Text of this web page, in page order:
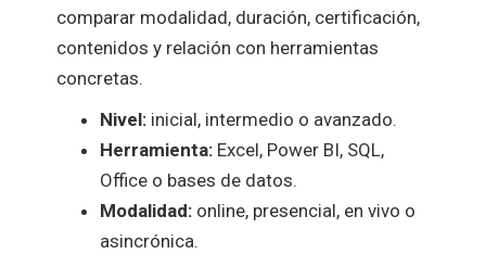
comparar modalidad, duración, certificación,
contenidos y relación con herramientas
concretas.
Nivel: inicial, intermedio o avanzado.
Herramienta: Excel, Power BI, SQL,
Office o bases de datos.
Modalidad: online, presencial, en vivo o
asincrónica.